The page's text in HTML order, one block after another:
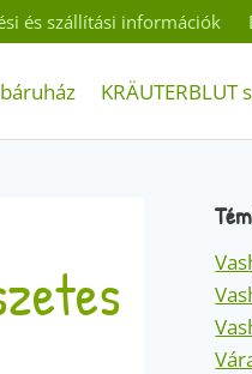
és szállítási információk
KRÄUTERBLUT